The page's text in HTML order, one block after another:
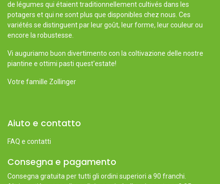
de légumes qui étaient traditionnellement cultivés dans les
potagers et qui ne sont plus que disponibles chez nous. Ces
variétés se distinguent par leur goût, leur forme, leur couleur ou
encore la robustesse.
Vi auguriamo buon divertimento con la coltivazione delle nostre
piantine e ottimi pasti quest'estate!
Votre famille Zollinger
Aiuto e contatto
FAQ e contatti
Consegna e pagamento
Consegna gratuita per tutti gli ordini superiori a 90 franchi.